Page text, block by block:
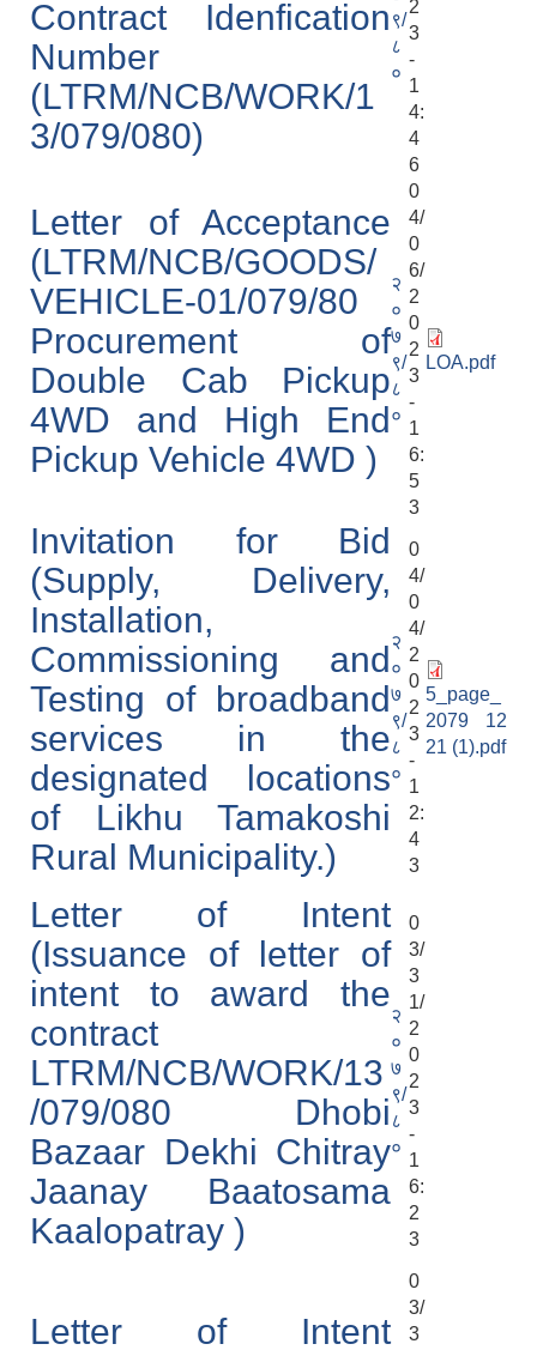
Contract Idenfication
Number
(LTRM/NCB/WORK/1
3/079/080)
९/
८
०
2
3
-
1
4:
4
6
Letter of Acceptance
(LTRM/NCB/GOODS/
VEHICLE-01/079/80
Procurement of
Double Cab Pickup
4WD and High End
Pickup Vehicle 4WD )
२
०
७
९/
८
०
0
4/
0
6/
2
0
2
3
-
1
6:
5
3
LOA.pdf
Invitation for Bid
(Supply, Delivery,
Installation,
Commissioning and
Testing of broadband
services in the
designated locations
of Likhu Tamakoshi
Rural Municipality.)
२
०
७
९/
८
०
0
4/
0
4/
2
0
2
3
-
1
2:
4
3
5_page_
2079 12
21 (1).pdf
Letter of Intent
(Issuance of letter of
intent to award the
contract
LTRM/NCB/WORK/13
/079/080 Dhobi
Bazaar Dekhi Chitray
Jaanay Baatosama
Kaalopatray )
२
०
७
९/
८
०
0
3/
3
1/
2
0
2
3
-
1
6:
2
3
Letter of Intent
0
3/
3